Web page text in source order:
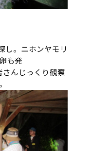
し。ニホンヤモリ
も発
くり観察